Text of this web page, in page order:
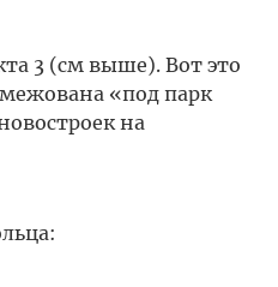
3 (см выше). Вот это
«под парк
на